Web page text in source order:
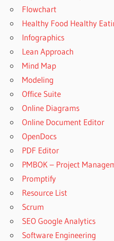
Flowchart
Healthy Food Healthy
Infographics
Lean Approach
Mind Map
Modeling
Office Suite
Online Diagrams
Online Document Editor
OpenDocs
PDF Editor
PMBOK – Project
Promptify
Resource List
Scrum
SEO Google Analytics
Software Engineering